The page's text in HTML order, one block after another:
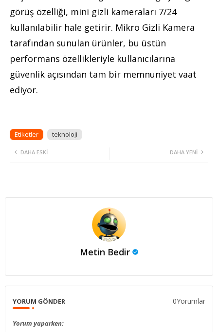
görüş özelliği, mini gizli kameraları 7/24
kullanılabilir hale getirir. Mikro Gizli Kamera
tarafından sunulan ürünler, bu üstün
performans özellikleriyle kullanıcılarına
güvenlik açısından tam bir memnuniyet vaat
ediyor.
Etiketler teknoloji
DAHA YENI
DAHA ESKI
Metin Bedir
YORUM GÖNDER 0Yorumlar
Yorum yaparken: